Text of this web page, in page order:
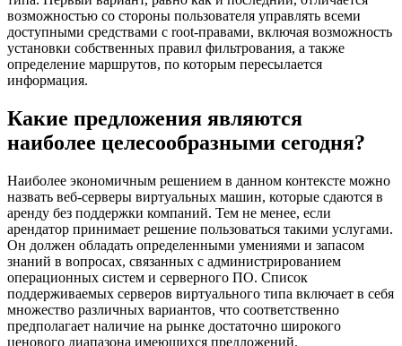
возможностью со стороны пользователя управлять всеми
доступными средствами с root-правами, включая возможность
установки собственных правил фильтрования, а также
определение маршрутов, по которым пересылается
информация.
Какие предложения являются
наиболее целесообразными сегодня?
Наиболее экономичным решением в данном контексте можно
назвать веб-серверы виртуальных машин, которые сдаются в
аренду без поддержки компаний. Тем не менее, если
арендатор принимает решение пользоваться такими услугами.
Он должен обладать определенными умениями и запасом
знаний в вопросах, связанных с администрированием
операционных систем и серверного ПО. Список
поддерживаемых серверов виртуального типа включает в себя
множество различных вариантов, что соответственно
предполагает наличие на рынке достаточно широкого
ценового диапазона имеющихся предложений.